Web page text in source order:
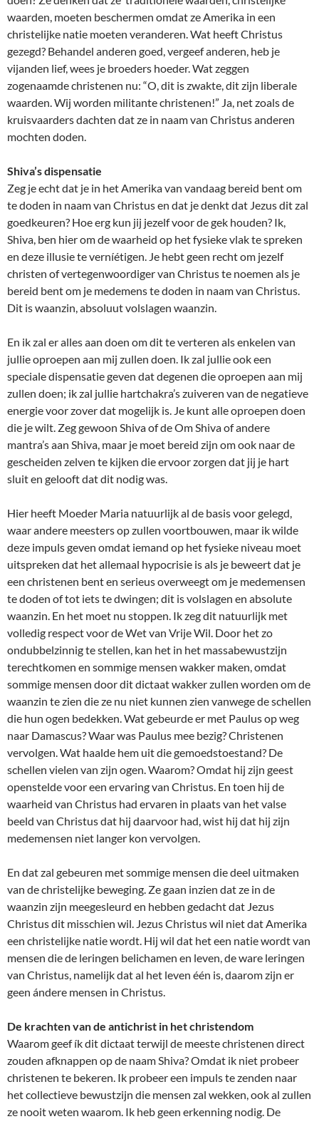
waarden, moeten beschermen omdat ze Amerika in een
christelijke natie moeten veranderen. Wat heeft Christus
gezegd? Behandel anderen goed, vergeef anderen, heb je
vijanden lief, wees je broeders hoeder. Wat zeggen
zogenaamde christenen nu: “O, dit is zwakte, dit zijn liberale
waarden. Wij worden militante christenen!” Ja, net zoals de
kruisvaarders dachten dat ze in naam van Christus anderen
mochten doden.
Shiva’s dispensatie
Zeg je echt dat je in het Amerika van vandaag bereid bent om
te doden in naam van Christus en dat je denkt dat Jezus dit zal
goedkeuren? Hoe erg kun jij jezelf voor de gek houden? Ik,
Shiva, ben hier om de waarheid op het fysieke vlak te spreken
en deze illusie te verníétigen. Je hebt geen recht om jezelf
christen of vertegenwoordiger van Christus te noemen als je
bereid bent om je medemens te doden in naam van Christus.
Dit is waanzin, absoluut volslagen waanzin.
En ik zal er alles aan doen om dit te verteren als enkelen van
jullie oproepen aan mij zullen doen. Ik zal jullie ook een
speciale dispensatie geven dat degenen die oproepen aan mij
zullen doen; ik zal jullie hartchakra’s zuiveren van de negatieve
energie voor zover dat mogelijk is. Je kunt alle oproepen doen
die je wilt. Zeg gewoon Shiva of de Om Shiva of andere
mantra’s aan Shiva, maar je moet bereid zijn om ook naar de
gescheiden zelven te kijken die ervoor zorgen dat jij je hart
sluit en gelooft dat dit nodig was.
Hier heeft Moeder Maria natuurlijk al de basis voor gelegd,
waar andere meesters op zullen voortbouwen, maar ik wilde
deze impuls geven omdat iemand op het fysieke niveau moet
uitspreken dat het allemaal hypocrisie is als je beweert dat je
een christenen bent en serieus overweegt om je medemensen
te doden of tot iets te dwingen; dit is volslagen en absolute
waanzin. En het moet nu stoppen. Ik zeg dit natuurlijk met
volledig respect voor de Wet van Vrije Wil. Door het zo
ondubbelzinnig te stellen, kan het in het massabewustzijn
terechtkomen en sommige mensen wakker maken, omdat
sommige mensen door dit dictaat wakker zullen worden om de
waanzin te zien die ze nu niet kunnen zien vanwege de schellen
die hun ogen bedekken. Wat gebeurde er met Paulus op weg
naar Damascus? Waar was Paulus mee bezig? Christenen
vervolgen. Wat haalde hem uit die gemoedstoestand? De
schellen vielen van zijn ogen. Waarom? Omdat hij zijn geest
openstelde voor een ervaring van Christus. En toen hij de
waarheid van Christus had ervaren in plaats van het valse
beeld van Christus dat hij daarvoor had, wist hij dat hij zijn
medemensen niet langer kon vervolgen.
En dat zal gebeuren met sommige mensen die deel uitmaken
van de christelijke beweging. Ze gaan inzien dat ze in de
waanzin zijn meegesleurd en hebben gedacht dat Jezus
Christus dit misschien wil. Jezus Christus wil niet dat Amerika
een christelijke natie wordt. Hij wil dat het een natie wordt van
mensen die de leringen belichamen en leven, de ware leringen
van Christus, namelijk dat al het leven één is, daarom zijn er
geen ándere mensen in Christus.
De krachten van de antichrist in het christendom
Waarom geef ík dit dictaat terwijl de meeste christenen direct
zouden afknappen op de naam Shiva? Omdat ik niet probeer
christenen te bekeren. Ik probeer een impuls te zenden naar
het collectieve bewustzijn die mensen zal wekken, ook al zullen
ze nooit weten waarom. Ik heb geen erkenning nodig. De